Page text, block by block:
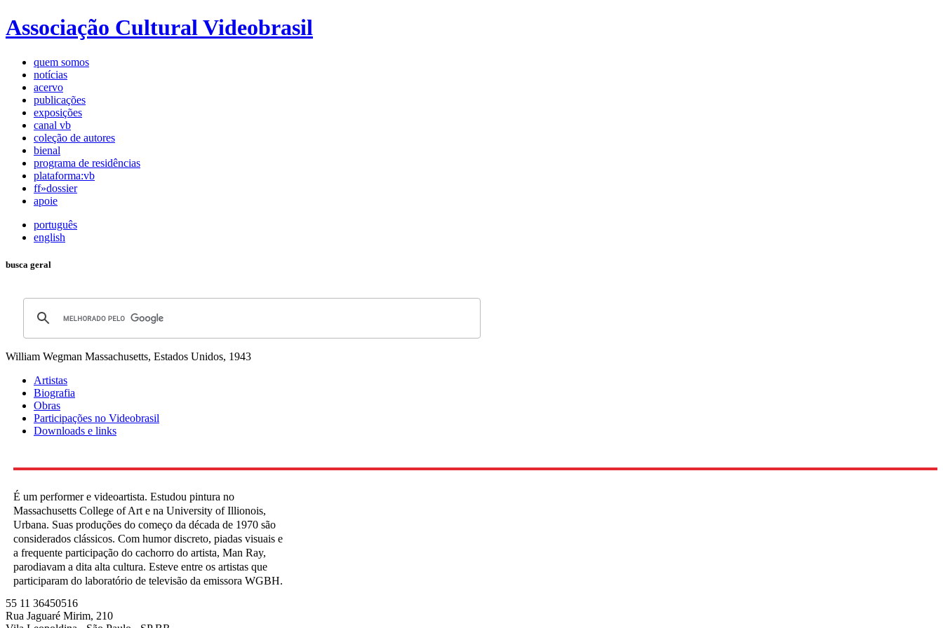
Associação Cultural Videobrasil
quem somos
notícias
acervo
publicações
exposições
canal vb
coleção de autores
bienal
programa de residências
plataforma:vb
ff»dossier
apoie
português
english
busca geral
William Wegman Massachusetts, Estados Unidos, 1943
Artistas
Biografia
Obras
Participações no Videobrasil
Downloads e links
É um performer e videoartista. Estudou pintura no
Massachusetts College of Art e na University of Illionois,
Urbana. Suas produções do começo da década de 1970 são
considerados clássicos. Com humor discreto, piadas visuais e
a frequente participação do cachorro do artista, Man Ray,
parodiavam a dita alta cultura. Esteve entre os artistas que
participaram do laboratório de televisão da emissora WGBH.
55 11 36450516
Rua Jaguaré Mirim, 210